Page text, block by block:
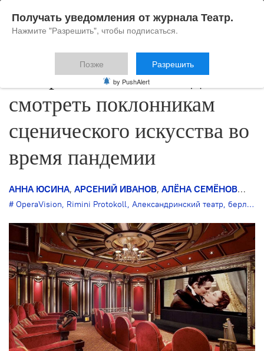
Театр в сети: что и где
смотреть поклонникам
сценического искусства во
время пандемии
АННА ЮСИНА, АРСЕНИЙ ИВАНОВ, АЛЁНА СЕМЁНОВА
OperaVision, Rimini Protokoll, Александринский театр, берлинская Штаатсопер
Получать уведомления от журнала Театр.
Нажмите "Разрешить", чтобы подписаться.
Позже Разрешить
by PushAlert